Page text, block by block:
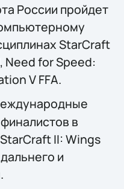
России пройдет
StarCraft
Need for Speed:
V FFA.
в
II: Wings
и